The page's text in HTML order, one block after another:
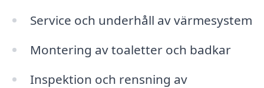
Service och underhåll av värmesystem
Montering av toaletter och badkar
Inspektion och rensning av